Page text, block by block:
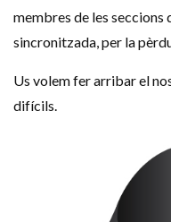
membres de les
sincronitzada, per la
Us volem fer arribar el
difícils.